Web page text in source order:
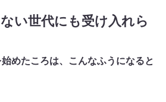
い世代にも受け入れら
めたころは、こんなふうになると